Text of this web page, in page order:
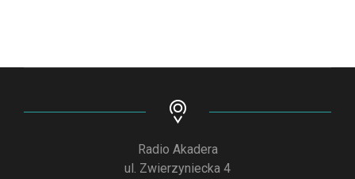
Radio Akadera
ul. Zwierzyniecka 4